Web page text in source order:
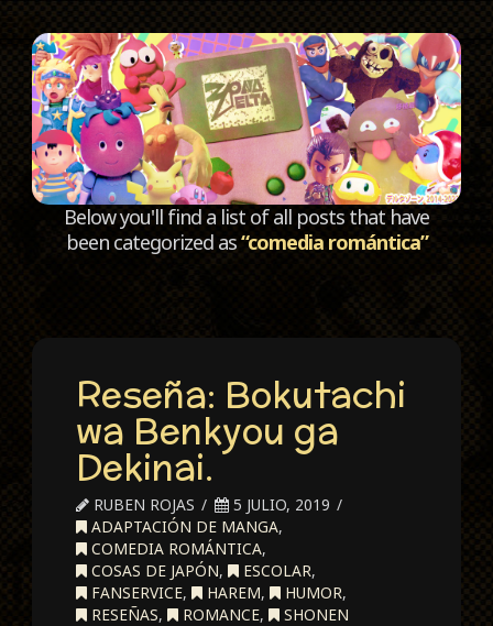
Below you'll find a list of all posts that have
been categorized as“comedia romántica”
Reseña: Bokutachi
wa Benkyou ga
Dekinai.
RUBEN ROJAS
5 JULIO, 2019
ADAPTACIÓN DE MANGA,
COMEDIA ROMÁNTICA,
COSAS DE JAPÓN, ESCOLAR,
FANSERVICE, HAREM, HUMOR,
RESEÑAS, ROMANCE, SHONEN